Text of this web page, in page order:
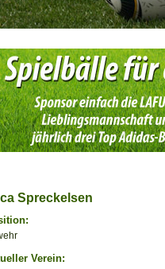
Spreckelsen
Verein: